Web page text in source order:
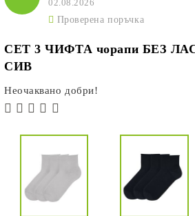
02.08.2026
Проверена поръчка
СЕТ 3 ЧИФТА чорапи БЕЗ
СИВ
Неочаквано добри!